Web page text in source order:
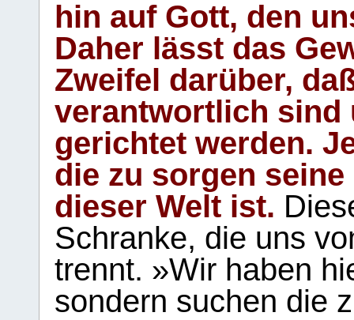
hin auf Gott, den
Daher lässt das
Zweifel darüber,
verantwortlich sind
gerichtet werden.
die zu sorgen
dieser Welt ist.
Schranke, die uns
trennt. »Wir haben
sondern suchen die